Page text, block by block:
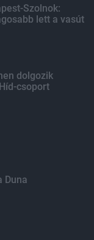
Szolnok:
lett a vasút
dolgozik
csoport
Duna